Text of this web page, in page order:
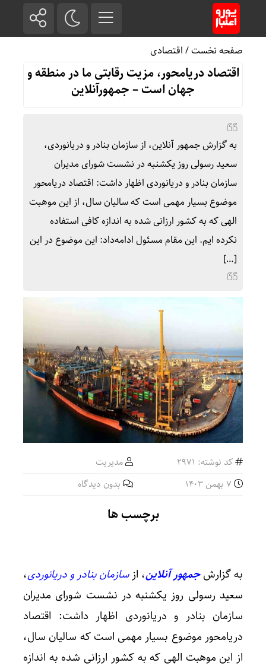
صفحه نخست/اقتصادی
اقتصاد دریامحور، مزیت رقابتی ما در منطقه و
جهان است – جمهورآنلاین
به گزارش جمهور آنلاین، از سازمان بنادر و دریانوردی،
سعید رسولی روز یکشنبه در نشست شورای مدیران
سازمان بنادر و دریانوردی اظهار داشت: اقتصاد دریامحور
موضوع بسیار مهمی است که سالیان سال، از این موهبت
الهی که به کشور ارزانی شده به اندازه کافی استفاده
نکرده ایم. این مقام مسئول ادامه‌داد: این موضوع در این
[…]
کد نوشته: 2971
مدیریت
بدون دیدگاه
برچسب ها
به گزارشجمهور آنلاین، ازسازمان بنادر و دریانوردی،
سعید رسولی روز یکشنبه در نشست شورای مدیران
سازمان بنادر و دریانوردی اظهار داشت: اقتصاد
دریامحور موضوع بسیار مهمی است که سالیان سال،
از این موهبت الهی که به کشور ارزانی شده به اندازه